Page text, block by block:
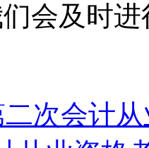
会及时
二次会计